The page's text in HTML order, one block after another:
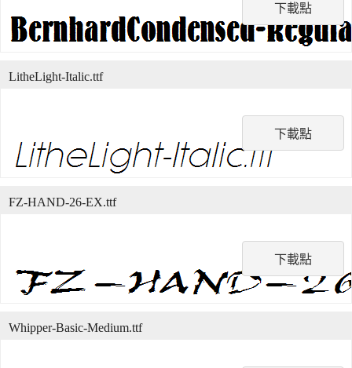
下載點
下載點
LitheLight-Italic.ttf
下載點
FZ-HAND-26-EX.ttf
Whipper-Basic-Medium.ttf